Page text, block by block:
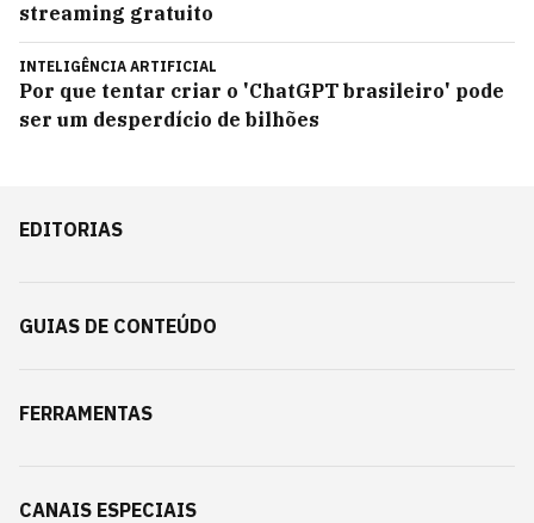
streaming gratuito
INTELIGÊNCIA ARTIFICIAL
Por que tentar criar o 'ChatGPT brasileiro' pode
ser um desperdício de bilhões
EDITORIAS
GUIAS DE CONTEÚDO
FERRAMENTAS
CANAIS ESPECIAIS